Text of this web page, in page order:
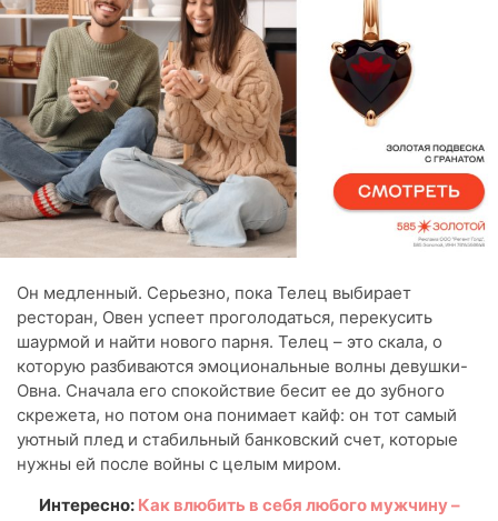
Он медленный. Серьезно, пока Телец выбирает
ресторан, Овен успеет проголодаться, перекусить
шаурмой и найти нового парня. Телец – это скала, о
которую разбиваются эмоциональные волны девушки-
Овна. Сначала его спокойствие бесит ее до зубного
скрежета, но потом она понимает кайф: он тот самый
уютный плед и стабильный банковский счет, которые
нужны ей после войны с целым миром.
Интересно: Как влюбить в себя любого мужчину –